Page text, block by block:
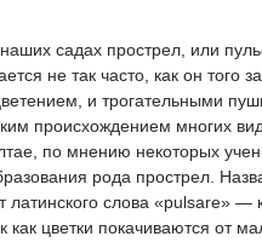
садах прострел, или
не так часто, как он того
и трогательными
происхождением многих
по мнению некоторых
рода прострел.
латинского слова «pulsare» —
как цветки покачиваются от